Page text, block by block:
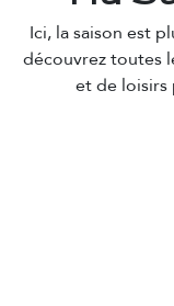
Ici, la saison est
découvrez toutes
et de loisirs